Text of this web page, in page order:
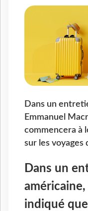
Dans un
Emmanuel
commencera à
sur les voyages
Dans un
indiqué